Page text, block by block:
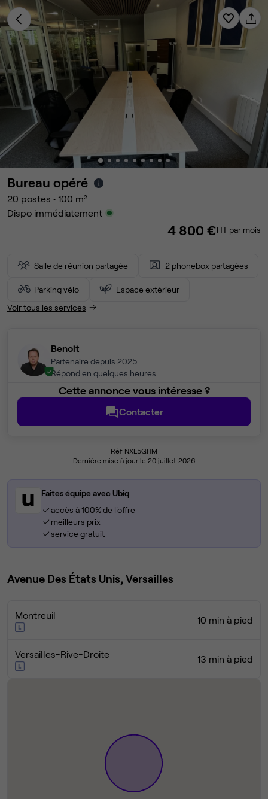
Bureau opéré
20 postes • 100 m²
Dispo immédiatement
4 800 €HT par mois
Salle de réunion partagée 2 phonebox partagées
Parking vélo
Espace extérieur
Voir tous les services
Benoit
Partenaire depuis 2025
Répond en quelques heures
Cette annonce vous intéresse ?
Contacter
Réf NXL5GHM
Dernière mise à jour le 20 juillet 2026
Faites équipe avec Ubiq
accès à 100% de l'offre
meilleurs prix
service gratuit
Avenue Des États Unis, Versailles
Montreuil 10 min à pied
Versailles-Rive-Droite 13 min à pied